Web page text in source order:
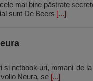
mai bine păstrate
sunt De Beers [...]
netbook-uri, romanii de
Neura, se [...]